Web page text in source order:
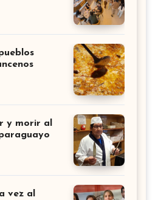
y morir al
vez al